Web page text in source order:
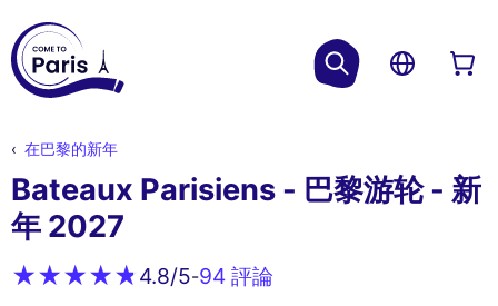
在巴黎的新年
Bateaux Parisiens - 巴黎游轮 - 新
年 2027
4.8/5-94 評論